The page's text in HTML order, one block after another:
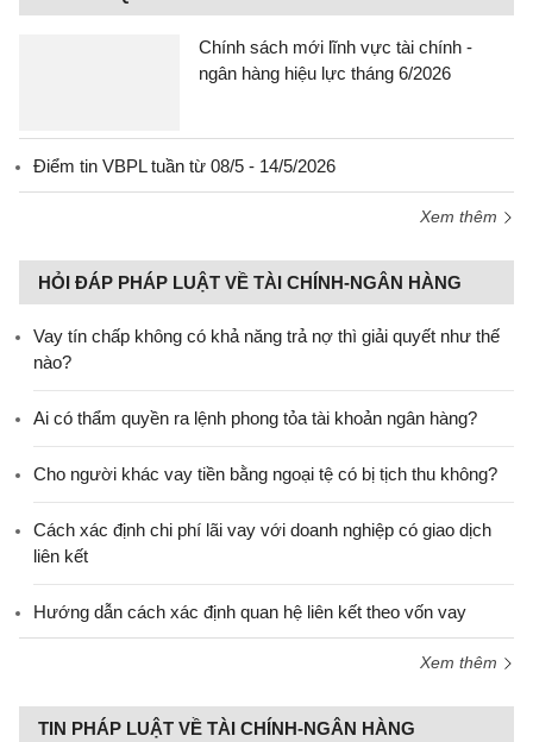
Chính sách mới lĩnh vực tài chính -
ngân hàng hiệu lực tháng 6/2026
Điểm tin VBPL tuần từ 08/5 - 14/5/2026
Xem thêm
HỎI ĐÁP PHÁP LUẬT VỀ TÀI CHÍNH-NGÂN HÀNG
Vay tín chấp không có khả năng trả nợ thì giải quyết như thế
nào?
Ai có thẩm quyền ra lệnh phong tỏa tài khoản ngân hàng?
Cho người khác vay tiền bằng ngoại tệ có bị tịch thu không?
Cách xác định chi phí lãi vay với doanh nghiệp có giao dịch
liên kết
Hướng dẫn cách xác định quan hệ liên kết theo vốn vay
Xem thêm
TIN PHÁP LUẬT VỀ TÀI CHÍNH-NGÂN HÀNG